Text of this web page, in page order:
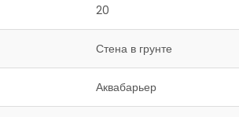
20
Стена в грунте
Аквабарьер